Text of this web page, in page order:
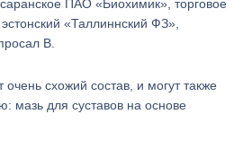
ПАО «Биохимик», торговое
«Таллиннский ФЗ»,
В.
схожий состав, и могут также
мазь для суставов на основе